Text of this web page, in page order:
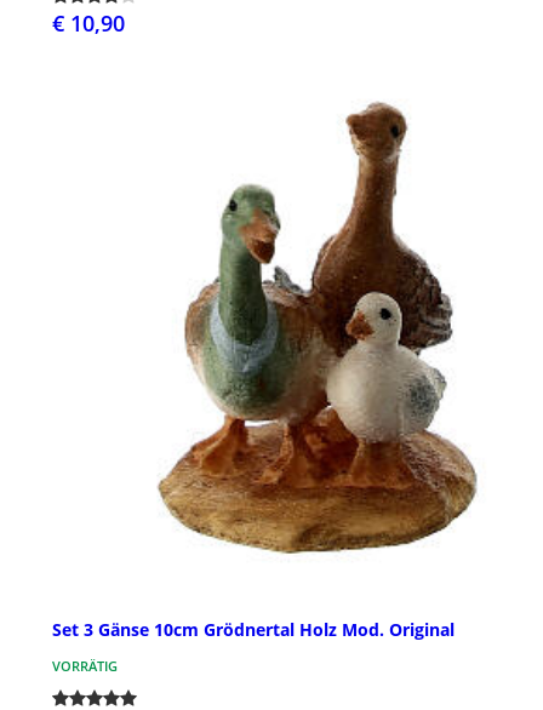
€ 10,90
Set 3 Gänse 10cm Grödnertal Holz Mod. Original
VORRÄTIG